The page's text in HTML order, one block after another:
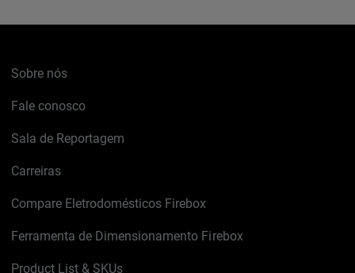
Sobre nós
Fale conosco
Sala de Reportagem
Carreiras
Compare Eletrodomésticos Firebox
Ferramenta de Dimensionamento Firebox
Product List & SKUs